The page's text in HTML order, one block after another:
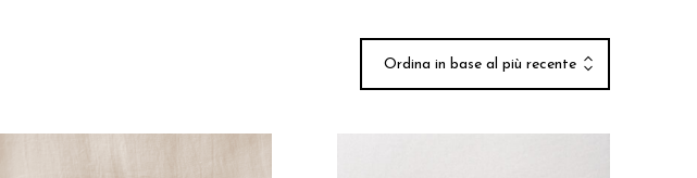
Ordina in base al più recente